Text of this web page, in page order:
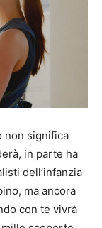
non significa
in parte ha
dell’infanzia
ma ancora
con te vivrà